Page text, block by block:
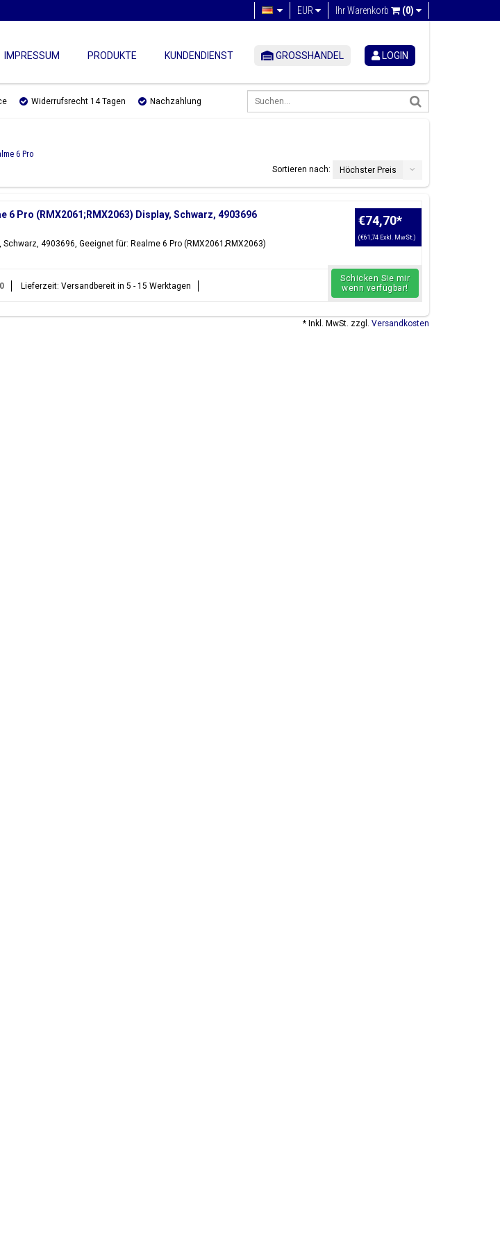
Ihr Warenkorb (0)
EUR
IMPRESSUM PRODUKTE KUNDENDIENST GROSSHANDEL LOGIN
Widerrufsrecht 14 Tagen Nachzahlung
6 Pro
Sortieren nach:
Höchster Preis
6 Pro (RMX2061;RMX2063) Display, Schwarz, 4903696
Schwarz, 4903696, Geeignet für: Realme 6 Pro (RMX2061;RMX2063)
€74,70*
(€61,74 Exkl. MwSt.)
Lieferzeit: Versandbereit in 5 - 15 Werktagen
Schicken Sie mir
wenn verfügbar!
* Inkl. MwSt. zzgl. Versandkosten